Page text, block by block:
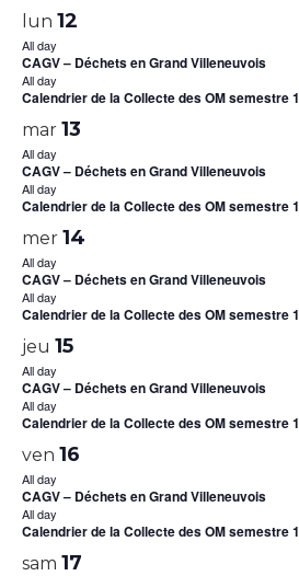
lun 12
All day
CAGV – Déchets en Grand Villeneuvois
All day
Calendrier de la Collecte des OM semestre 1
mar 13
All day
CAGV – Déchets en Grand Villeneuvois
All day
Calendrier de la Collecte des OM semestre 1
mer 14
All day
CAGV – Déchets en Grand Villeneuvois
All day
Calendrier de la Collecte des OM semestre 1
jeu 15
All day
CAGV – Déchets en Grand Villeneuvois
All day
Calendrier de la Collecte des OM semestre 1
ven 16
All day
CAGV – Déchets en Grand Villeneuvois
All day
Calendrier de la Collecte des OM semestre 1
sam 17